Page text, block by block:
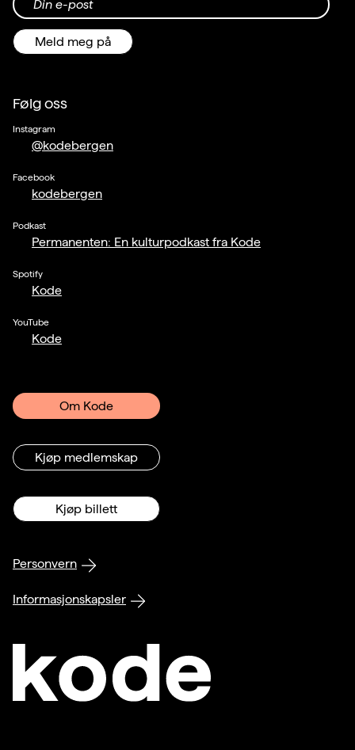
Din e-post
Meld meg på
Følg oss
Instagram
@kodebergen
Facebook
kodebergen
Podkast
Permanenten: En kulturpodkast fra Kode
Spotify
Kode
YouTube
Kode
Om Kode
Kjøp medlemskap
Kjøp billett
Personvern
Informasjonskapsler